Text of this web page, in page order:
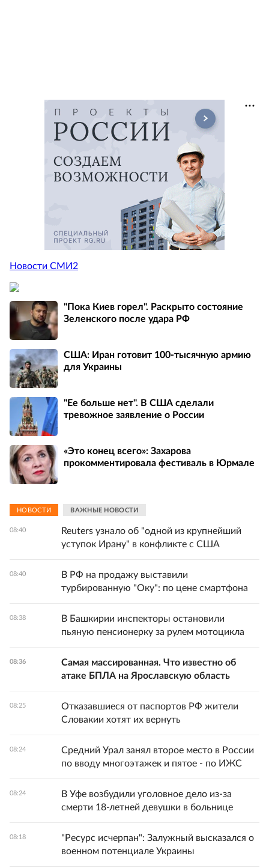
Новости СМИ2
"Пока Киев горел". Раскрыто состояние
Зеленского после удара РФ
США: Иран готовит 100-тысячную армию
для Украины
"Ее больше нет". В США сделали
тревожное заявление о России
«Это конец всего»: Захарова
прокомментировала фестиваль в Юрмале
НОВОСТИ ВАЖНЫЕ НОВОСТИ
08:40
Reuters узнало об "одной из крупнейший
уступок Ирану" в конфликте с США
08:40
В РФ на продажу выставили
турбированную "Оку": по цене смартфона
08:38
В Башкирии инспекторы остановили
пьяную пенсионерку за рулем мотоцикла
08:36
Самая массированная. Что известно об
атаке БПЛА на Ярославскую область
08:25
Отказавшиеся от паспортов РФ жители
Словакии хотят их вернуть
08:24
Средний Урал занял второе место в России
по вводу многоэтажек и пятое - по ИЖС
08:24
В Уфе возбудили уголовное дело из-за
смерти 18-летней девушки в больнице
08:18
"Ресурс исчерпан": Залужный высказался о
военном потенциале Украины